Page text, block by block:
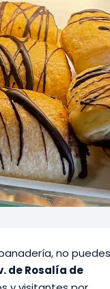
no puedes
de Rosalía de